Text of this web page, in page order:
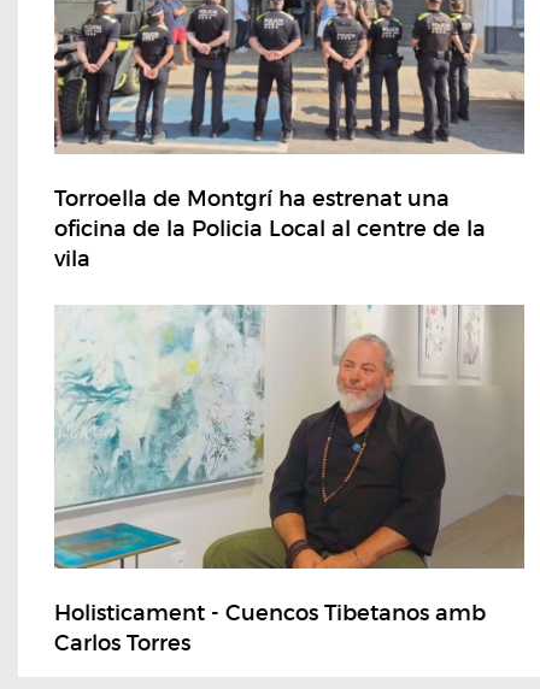
Torroella de Montgrí ha estrenat una
oficina de la Policia Local al centre de la
vila
Holisticament - Cuencos Tibetanos amb
Carlos Torres